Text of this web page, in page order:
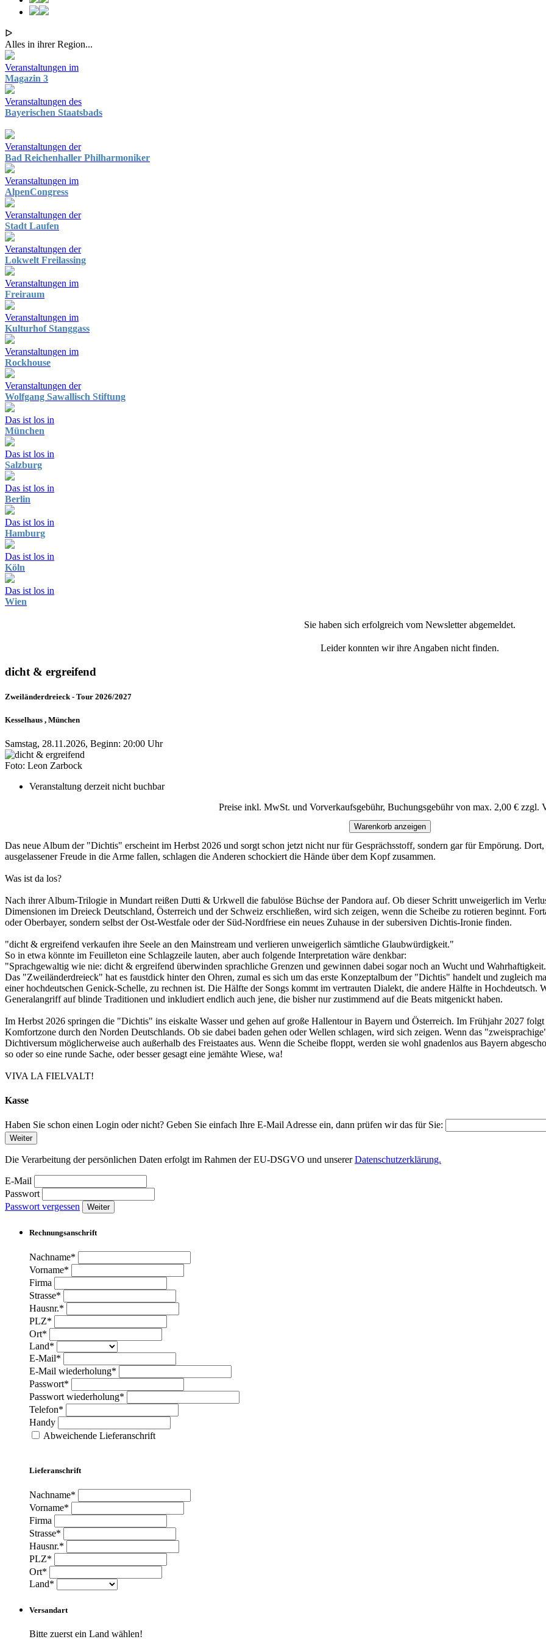
ᐅ
Alles in ihrer Region...
Veranstaltungen im
Magazin 3
Veranstaltungen des
Bayerischen Staatsbads
Veranstaltungen der
Bad Reichenhaller Philharmoniker
Veranstaltungen im
AlpenCongress
Veranstaltungen der
Stadt Laufen
Veranstaltungen der
Lokwelt Freilassing
Veranstaltungen im
Freiraum
Veranstaltungen im
Kulturhof Stanggass
Veranstaltungen im
Rockhouse
Veranstaltungen der
Wolfgang Sawallisch Stiftung
Das ist los in
München
Das ist los in
Salzburg
Das ist los in
Berlin
Das ist los in
Hamburg
Das ist los in
Köln
Das ist los in
Wien
Sie haben sich erfolgreich vom Newsletter abgemeldet.
Leider konnten wir ihre Angaben nicht finden.
dicht & ergreifend
Zweiländerdreieck - Tour 2026/2027
Kesselhaus , München
Samstag, 28.11.2026, Beginn: 20:00 Uhr
Foto: Leon Zarbock
Veranstaltung derzeit nicht buchbar
Preise inkl. MwSt. und Vorverkaufsgebühr, Buchungsgebühr von max. 2,00 € zzgl.
Warenkorb anzeigen
Das neue Album der "Dichtis" erscheint im Herbst 2026 und sorgt schon jetzt nicht nur für Gesprächsstoff, sondern gar für Empörung.
ausgelassener Freude in die Arme fallen, schlagen die Anderen schockiert die Hände über dem Kopf zusammen.
Was ist da los?
Nach ihrer Album-Trilogie in Mundart reißen Dutti & Urkwell die fabulöse Büchse der Pandora auf. Ob dieser Schritt unweigerlich im
Dimensionen im Dreieck Deutschland, Österreich und der Schweiz erschließen, wird sich zeigen, wenn die Scheibe zu rotieren beginnt.
oder Oberbayer, sondern selbst der Ost-Westfale oder der Süd-Nordfriese ein neues Zuhause in der subersiven Dichtis-Ironie finden.
"dicht & ergreifend verkaufen ihre Seele an den Mainstream und verlieren unweigerlich sämtliche Glaubwürdigkeit."
So in etwa könnte im Feuilleton eine Schlagzeile lauten, aber auch folgende Interpretation wäre denkbar:
"Sprachgewaltig wie nie: dicht & ergreifend überwinden sprachliche Grenzen und gewinnen dabei sogar noch an Wucht und
Das "Zweiländerdreieck" hat es faustdick hinter den Ohren, zumal es sich um das erste Konzeptalbum der "Dichtis" handelt und zugleich
einer hochdeutschen Genick-Schelle, zu rechnen ist. Die Hälfte der Songs kommt im vertrauten Dialekt, die andere Hälfte in Hochdeutsch.
Generalangriff auf blinde Traditionen und inkludiert endlich auch jene, die bisher nur zustimmend auf die Beats mitgenickt haben.
Im Herbst 2026 springen die "Dichtis" ins eiskalte Wasser und gehen auf große Hallentour in Bayern und Österreich. Im Frühjahr 2027
Komfortzone durch den Norden Deutschlands. Ob sie dabei baden gehen oder Wellen schlagen, wird sich zeigen. Wenn das
Dichtiversum möglicherweise auch außerhalb des Freistaates aus. Wenn die Scheibe floppt, werden sie wohl gnadenlos aus Bayern
so oder so eine runde Sache, oder besser gesagt eine jemähte Wiese, wa!
VIVA LA FIELVALT!
Kasse
Haben Sie schon einen Login oder nicht? Geben Sie einfach Ihre E-Mail Adresse ein, dann prüfen wir das für Sie:
Weiter
Die Verarbeitung der persönlichen Daten erfolgt im Rahmen der EU-DSGVO und unsererDatenschutzerklärung.
E-Mail
Passwort
Passwort vergessen
Weiter
Rechnungsanschrift
Nachname*
Vorname*
Firma
Strasse*
Hausnr.*
PLZ*
Ort*
Land*
E-Mail*
E-Mail wiederholung*
Passwort*
Passwort wiederholung*
Telefon*
Handy
Abweichende Lieferanschrift
Lieferanschrift
Nachname*
Vorname*
Firma
Strasse*
Hausnr.*
PLZ*
Ort*
Land*
Versandart
Bitte zuerst ein Land wählen!